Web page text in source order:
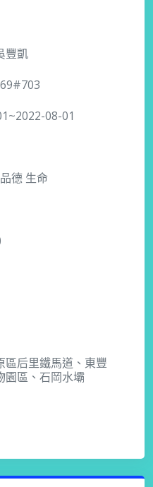
豐凱
08-01
德 生命
區后里鐵馬道、東豐
園區、石岡水壩